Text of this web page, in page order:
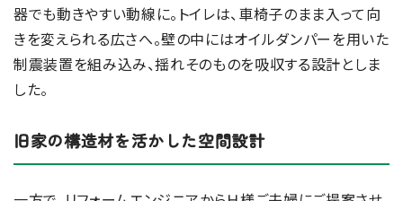
器でも動きやすい動線に。トイレは、車椅子のまま入って向
きを変えられる広さへ。壁の中にはオイルダンパーを用いた
制震装置を組み込み、揺れそのものを吸収する設計としま
した。
旧家の構造材を活かした空間設計